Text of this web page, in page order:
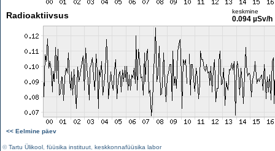
Radioaktiivsus keskmine
0.094 µSv/h
<< Eelmine päev
©Tartu Ülikool füüsika instituut keskkonnafüüsika labor